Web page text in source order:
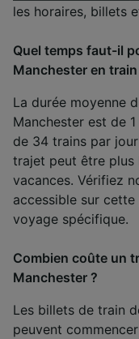
les horaires, billets
Quel temps faut-il
Manchester en train
La durée moyenne
Manchester est de
de 34 trains par
trajet peut être plus
vacances. Vérifiez
accessible sur
voyage spécifique.
Combien coûte un
Manchester ?
Les billets de train
peuvent